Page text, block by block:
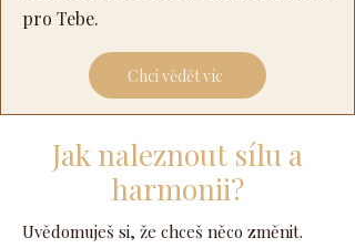
pro Tebe.
Chci vědět víc
Jak naleznout sílu a
harmonii?
Uvědomuješ si, že chceš něco změnit.